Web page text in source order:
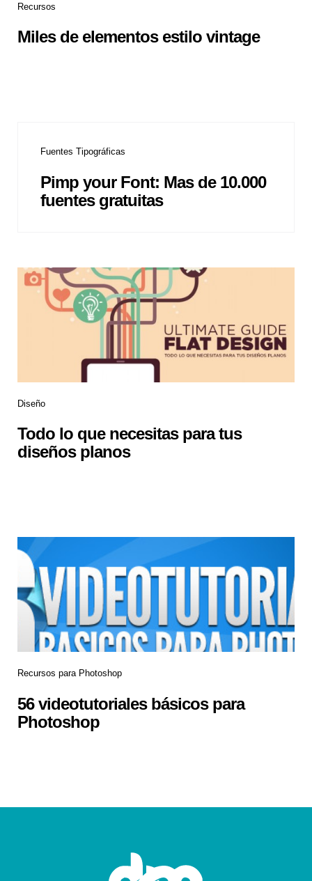
Recursos
Miles de elementos estilo vintage
Fuentes Tipográficas
Pimp your Font: Mas de 10.000
fuentes gratuitas
Diseño
Todo lo que necesitas para tus
diseños planos
Recursos para Photoshop
56 videotutoriales básicos para
Photoshop